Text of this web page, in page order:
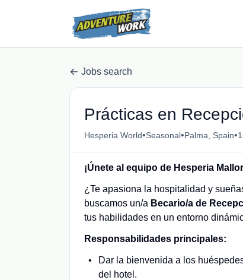
Jobs search
Prácticas en
Hesperia World•Seasonal•Palma, Spain•
¡Únete al equipo de Hesperia
¿Te apasiona la hospitalidad y
buscamos un/a Becario/a de
tus habilidades en un entorno
Responsabilidades principales:
Dar la bienvenida a los
del hotel.